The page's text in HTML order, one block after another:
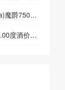
价格是多少呢？
瓶，下跌 3元